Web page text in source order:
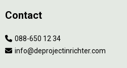
Contact
088-650 12 34
info@deprojectinrichter.com